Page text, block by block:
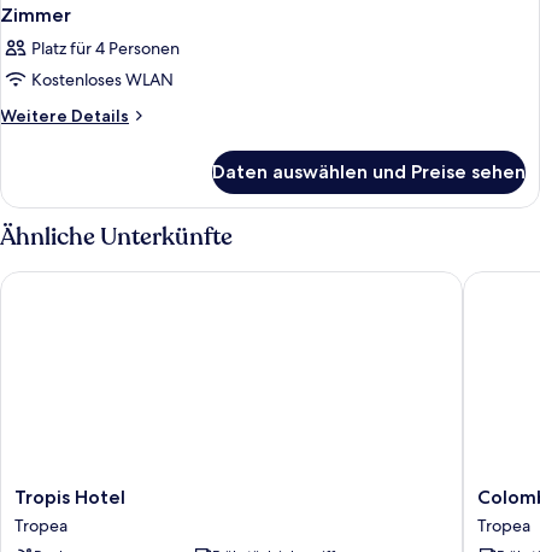
Zimmer
Platz für 4 Personen
Kostenloses WLAN
Weitere Details
Weitere
Daten auswählen und Preise sehen
Ähnliche Unterkünfte
Tropis
Hotel
Tropea
Tropis Hotel
Tropea
Tropis Hotel
D'Oro
Tropea
Tropea